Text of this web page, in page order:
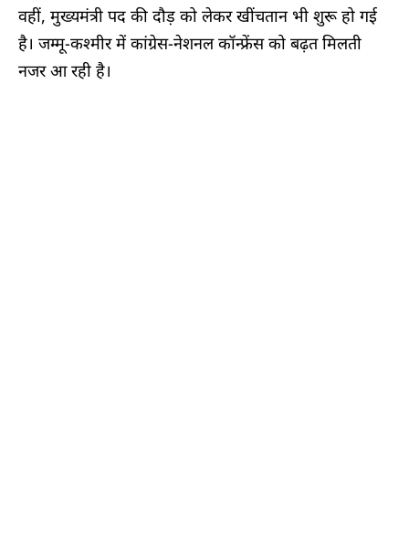
वहीं, मुख्यमंत्री पद की दौड़ को लेकर खींचतान भी शुरू हो गई
है। जम्‍मू-कश्‍मीर में कांग्रेस-नेशनल कॉन्‍फ्रेंस को बढ़त मिलती
नजर आ रही है।